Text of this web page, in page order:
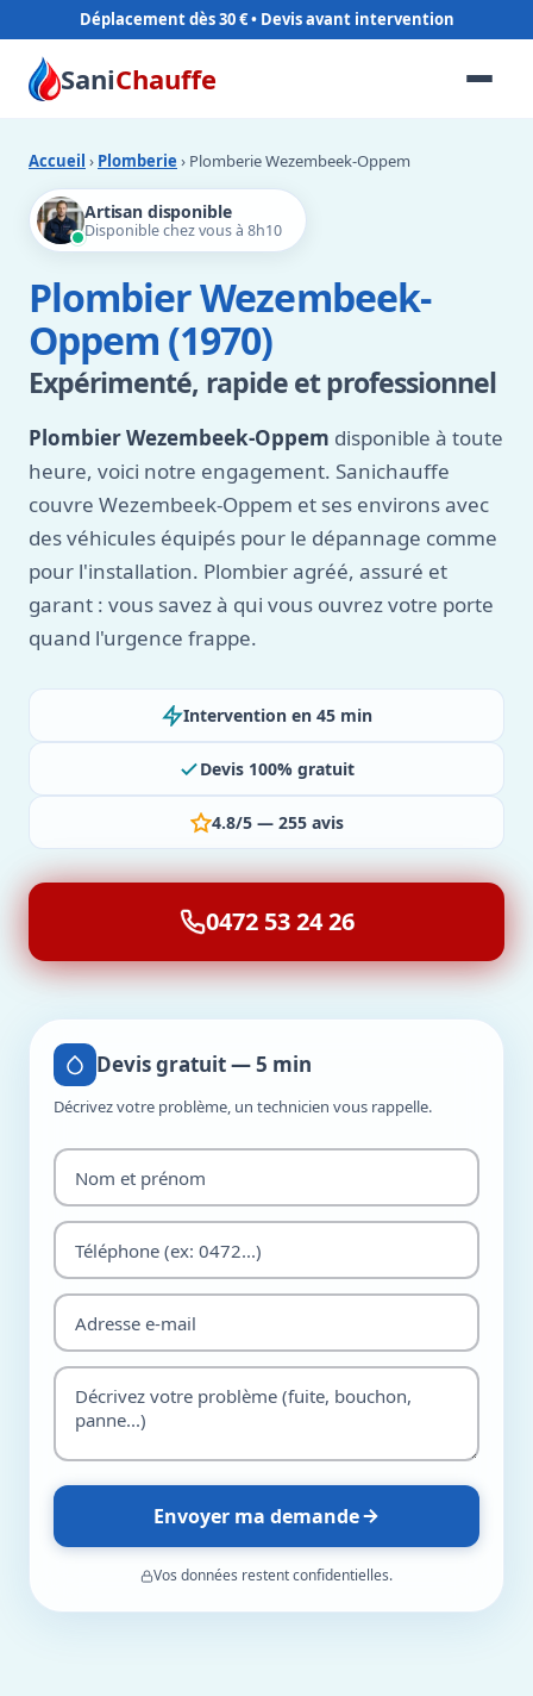
Déplacement dès 30 €
SaniChauffe
Accueil › Plomberie › Plomberie Wezembeek-Oppem
Artisan disponible
Disponible chez vous à 8h10
Plombier Wezembeek-
Oppem (1970)
Expérimenté, rapide et professionnel
Plombier Wezembeek-Oppem disponible à toute
heure, voici notre engagement. Sanichauffe
couvre Wezembeek-Oppem et ses environs avec
des véhicules équipés pour le dépannage comme
pour l'installation. Plombier agréé, assuré et
garant : vous savez à qui vous ouvrez votre porte
quand l'urgence frappe.
Intervention en 45 min
Devis 100% gratuit
4.8/5 — 255 avis
0472 53 24 26
Devis gratuit — 5 min
Décrivez votre problème, un technicien vous rappelle.
Envoyer ma demande
Vos données restent confidentielles.